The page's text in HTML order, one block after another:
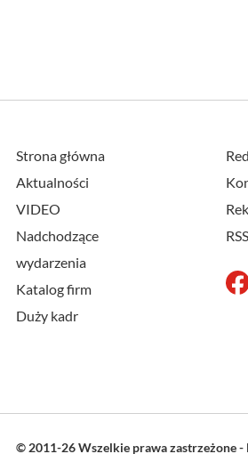
Strona główna
Aktualności
VIDEO
Nadchodzące
wydarzenia
Katalog firm
Duży kadr
RSS
© 2011-26 Wszelkie prawa zastrzeżone